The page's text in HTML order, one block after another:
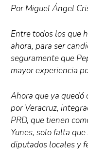
Por Miguel Ángel
Entre todos los que
ahora, para ser
seguramente que
mayor experiencia
Ahora que ya quedó
por Veracruz,
PRD, que tienen
Yunes, solo falta
diputados locales y